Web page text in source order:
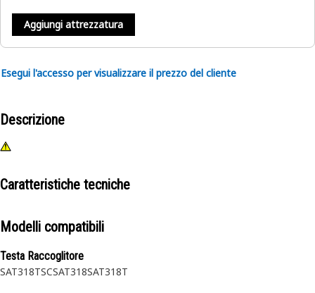
Aggiungi attrezzatura
Esegui l'accesso per visualizzare il prezzo del cliente
Descrizione
Caratteristiche tecniche
Modelli compatibili
Testa Raccoglitore
SAT318TSCSAT318SAT318T